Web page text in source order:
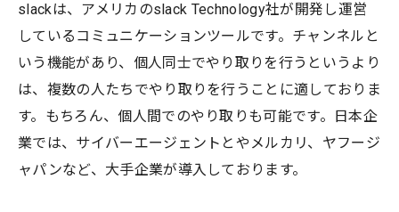
slackは、アメリカのslack Technology社が開発し運営
しているコミュニケーションツールです。チャンネルと
いう機能があり、個人同士でやり取りを行うというより
は、複数の人たちでやり取りを行うことに適しておりま
す。もちろん、個人間でのやり取りも可能です。日本企
業では、サイバーエージェントとやメルカリ、ヤフージ
ャパンなど、大手企業が導入しております。